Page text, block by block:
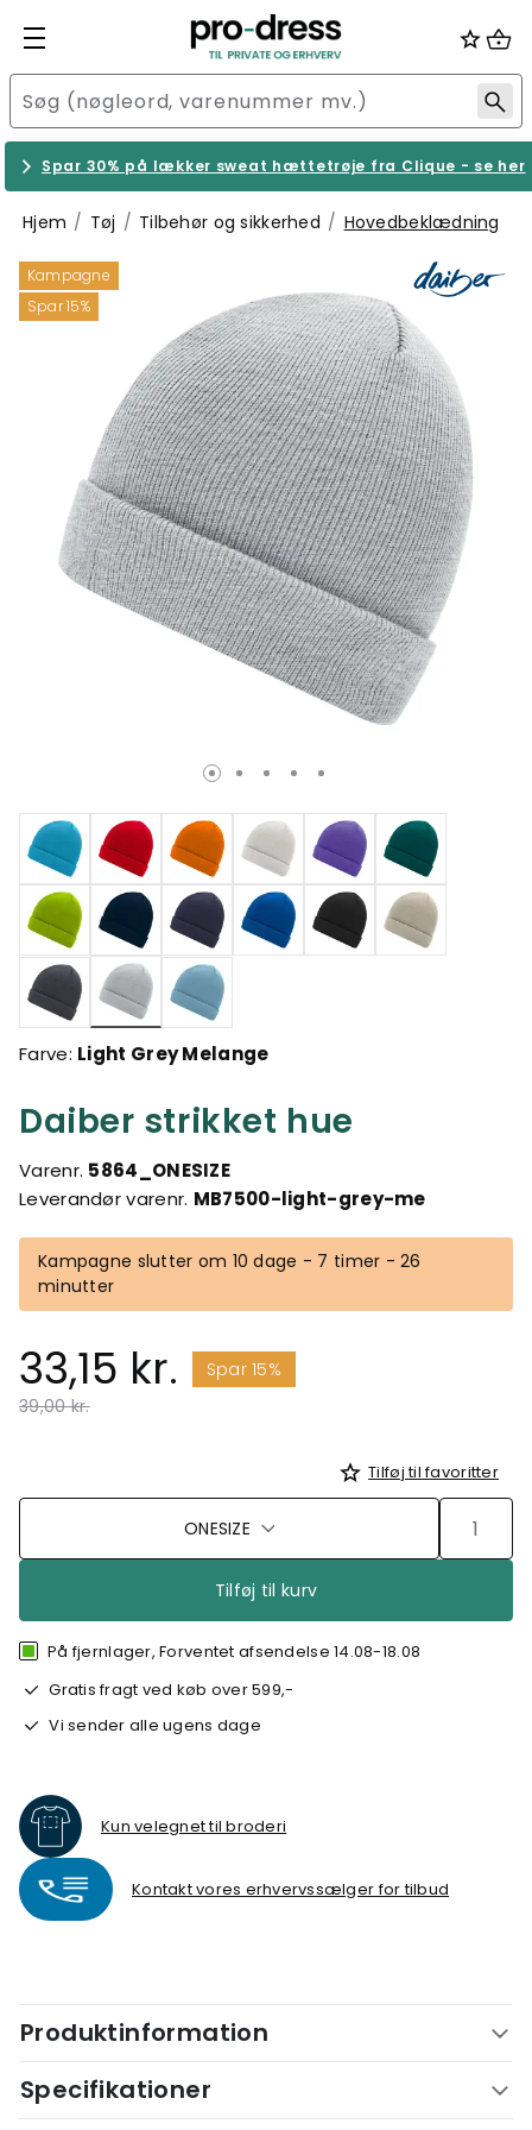
Spar 30% på lækker sweat hættetrøje fra Clique - se her
Hjem Tøj Tilbehør og sikkerhed Hovedbeklædning
Kampagne
Spar 15%
Daiber strikket hue
Varenr. 5864_ONESIZE
Leverandør varenr. MB7500-light-grey-me
Kampagne slutter om 10 dage - 7 timer - 26
minutter
33,15 kr.
Spar 15%
Pris nedsat fra
39,00 kr.til
valgte
Farve: Light Grey Melange
Tilføj til favoritter
ONESIZE
Tilføj til kurv
På fjernlager, Forventet afsendelse 14.08-18.08
Gratis fragt ved køb over 599,-
Vi sender alle ugens dage
Kun velegnet til broderi
Kontakt vores erhvervssælger for tilbud
Produktinformation
Specifikationer